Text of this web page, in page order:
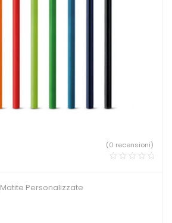
(0 recensioni)
Matite Personalizzate